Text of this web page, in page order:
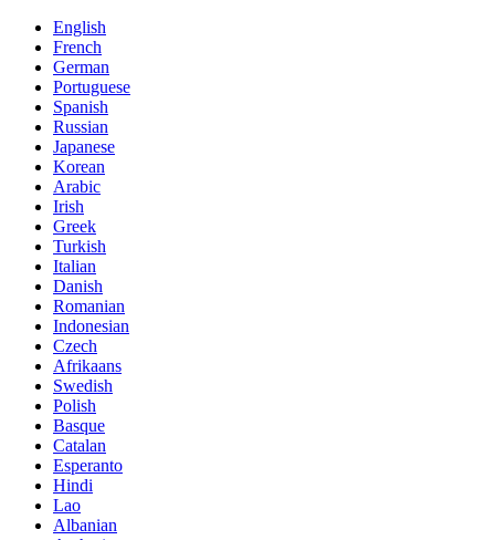
English
French
German
Portuguese
Spanish
Russian
Japanese
Korean
Arabic
Irish
Greek
Turkish
Italian
Danish
Romanian
Indonesian
Czech
Afrikaans
Swedish
Polish
Basque
Catalan
Esperanto
Hindi
Lao
Albanian